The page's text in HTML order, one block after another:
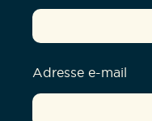
Adresse e-mail